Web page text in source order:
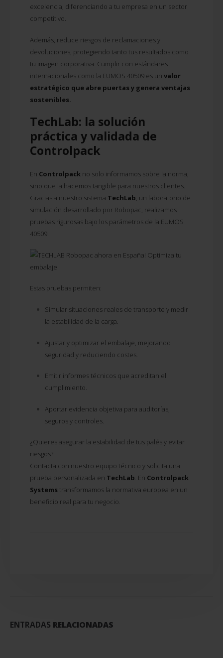
excelencia, diferenciando a tu empresa en un sector
competitivo.
Además, reduce riesgos de reclamaciones y
devoluciones, protegiendo tanto tus resultados como
tu imagen corporativa. Cumplir con estándares
internacionales como la EUMOS 40509 es unvalor
estratégico que abre puertas y genera ventajas
sostenibles.
TechLab: la solución
práctica y validada de
Controlpack
En Controlpack no solo informamos sobre la norma,
sino que la hacemos tangible para nuestros clientes.
Gracias a nuestro sistema TechLab, un laboratorio de
simulación desarrollado por Robopac, realizamos
pruebas rigurosas bajo los parámetros de la EUMOS
40509.
Estas pruebas permiten:
Simular situaciones reales de transporte y medir
la estabilidad de la carga.
Ajustar y optimizar el embalaje, mejorando
seguridad y reduciendo costes.
Emitir informes técnicos que acreditan el
cumplimiento.
Aportar evidencia objetiva para auditorías,
seguros y controles.
¿Quieres asegurar la estabilidad de tus palés y evitar
riesgos?
Contacta con nuestro equipo técnico y solicita una
prueba personalizada en TechLab. En Controlpack
Systems transformamos la normativa europea en un
beneficio real para tu negocio.
ENTRADAS RELACIONADAS